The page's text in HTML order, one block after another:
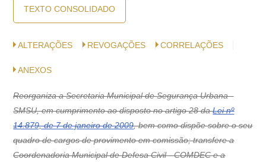
TEXTO CONSOLIDADO
ALTERAÇÕES REVOGAÇÕES CORRELAÇÕES
ANEXOS
Reorganiza a Secretaria Municipal de Segurança Urbana -
SMSU, em cumprimento ao disposto no artigo 28 daLei nº
14.879, de 7 de janeiro de 2009, bem como dispõe sobre o seu
quadro de cargos de provimento em comissão; transfere a
Coordenadoria Municipal de Defesa Civil - COMDEC e a